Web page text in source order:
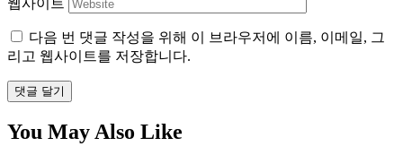
웹사이트
다음 번 댓글 작성을 위해 이 브라우저에 이름, 이메일, 그
리고 웹사이트를 저장합니다.
댓글 달기
You May Also Like